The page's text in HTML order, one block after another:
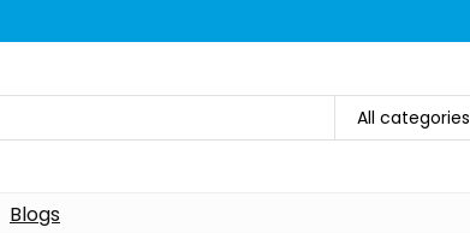
All categories
Blogs